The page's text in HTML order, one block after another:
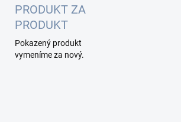
PRODUKT ZA
PRODUKT
Pokazený produkt
vymeníme za nový.